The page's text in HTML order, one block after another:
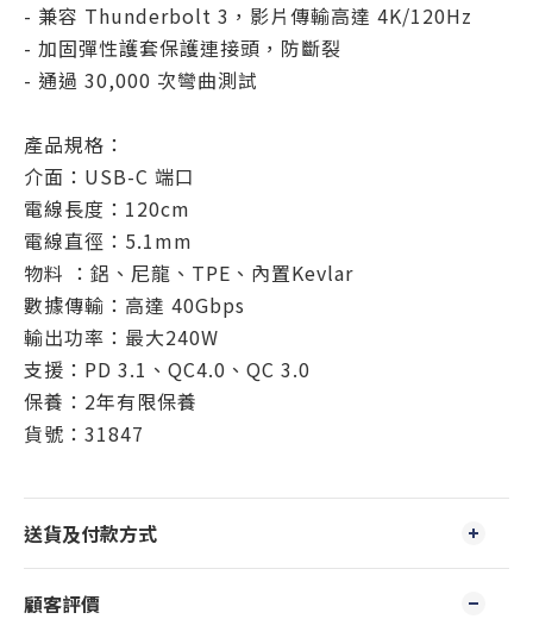
- 兼容 Thunderbolt 3，影片傳輸高達 4K/120Hz
- 加固彈性護套保護連接頭，防斷裂
- 通過 30,000 次彎曲測試
產品規格：
介面：USB-C 端口
電線長度：120cm
電線直徑：5.1mm
物料 ：鋁、尼龍、TPE、內置Kevlar
數據傳輸：高達 40Gbps
輸出功率：最大240W
支援：PD 3.1、QC4.0、QC 3.0
保養：2年有限保養
貨號：31847
送貨及付款方式
顧客評價